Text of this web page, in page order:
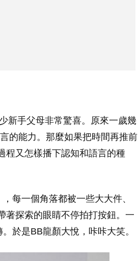
新手父母非常驚喜。原來一歲幾
的能力。那麼如果把時間再推前
程又怎樣播下認知和語言的種
每一個角落都被一些大大件、
著探索的眼睛不停拍打按鈕。一
於是BB龍顏大悅，咔咔大笑。